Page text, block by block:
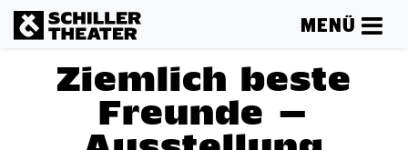
MENÜ
Ziemlich beste
Freunde –